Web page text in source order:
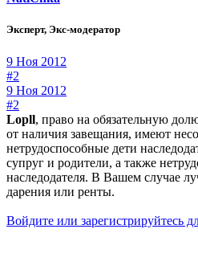
Эксперт, Экс-модератор
9 Ноя 2012
#2
9 Ноя 2012
#2
Lopll, право на обязательную
от наличия завещания, имеют
нетрудоспособные дети
супруг и родители, а также
наследодателя. В Вашем случае
дарения или ренты.
Войдите или зарегистрируйтесь